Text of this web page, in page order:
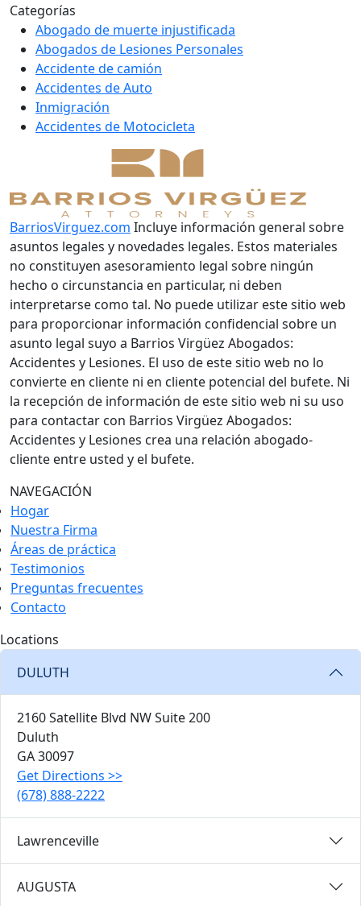
Categorías
Abogado de muerte injustificada
Abogados de Lesiones Personales
Accidente de camión
Accidentes de Auto
Inmigración
Accidentes de Motocicleta
BarriosVirguez.com Incluye información general sobre
asuntos legales y novedades legales. Estos materiales
no constituyen asesoramiento legal sobre ningún
hecho o circunstancia en particular, ni deben
interpretarse como tal. No puede utilizar este sitio web
para proporcionar información confidencial sobre un
asunto legal suyo a Barrios Virgüez Abogados:
Accidentes y Lesiones. El uso de este sitio web no lo
convierte en cliente ni en cliente potencial del bufete. Ni
la recepción de información de este sitio web ni su uso
para contactar con Barrios Virgüez Abogados:
Accidentes y Lesiones crea una relación abogado-
cliente entre usted y el bufete.
NAVEGACIÓN
Hogar
Nuestra Firma
Áreas de práctica
Testimonios
Preguntas frecuentes
Contacto
Locations
DULUTH
2160 Satellite Blvd NW Suite 200
Duluth
GA30097
Get Directions >>
(678) 888-2222
Lawrenceville
AUGUSTA